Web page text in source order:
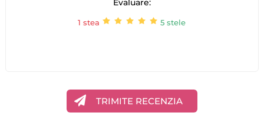
Evaluare:
1 stea 5 stele
TRIMITE RECENZIA